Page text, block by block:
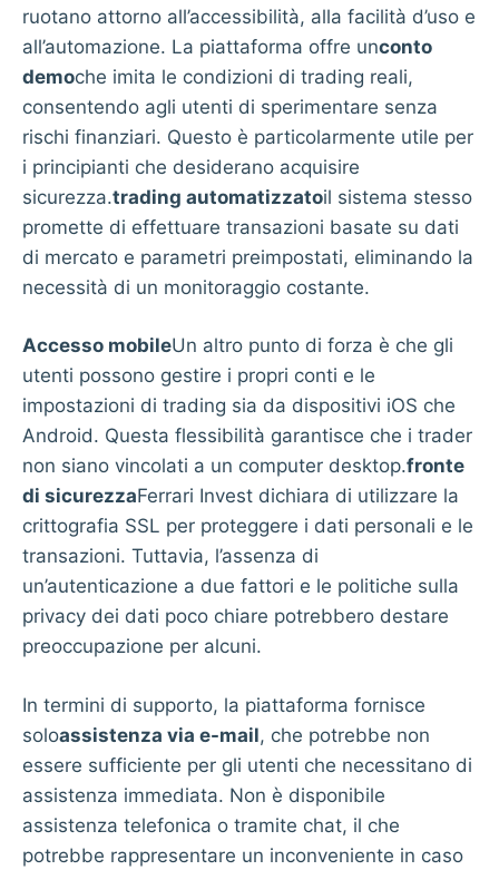
ruotano attorno all’accessibilità, alla facilità d’uso e
all’automazione. La piattaforma offre unconto
demoche imita le condizioni di trading reali,
consentendo agli utenti di sperimentare senza
rischi finanziari. Questo è particolarmente utile per
i principianti che desiderano acquisire
sicurezza.trading automatizzatoil sistema stesso
promette di effettuare transazioni basate su dati
di mercato e parametri preimpostati, eliminando la
necessità di un monitoraggio costante.
Accesso mobileUn altro punto di forza è che gli
utenti possono gestire i propri conti e le
impostazioni di trading sia da dispositivi iOS che
Android. Questa flessibilità garantisce che i trader
non siano vincolati a un computer desktop.fronte
di sicurezzaFerrari Invest dichiara di utilizzare la
crittografia SSL per proteggere i dati personali e le
transazioni. Tuttavia, l’assenza di
un’autenticazione a due fattori e le politiche sulla
privacy dei dati poco chiare potrebbero destare
preoccupazione per alcuni.
In termini di supporto, la piattaforma fornisce
soloassistenza via e-mail, che potrebbe non
essere sufficiente per gli utenti che necessitano di
assistenza immediata. Non è disponibile
assistenza telefonica o tramite chat, il che
potrebbe rappresentare un inconveniente in caso